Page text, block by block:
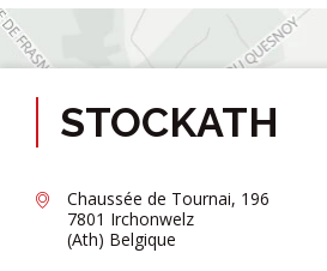
STOCKATH
Chaussée de Tournai, 196
7801 Irchonwelz
(Ath) Belgique